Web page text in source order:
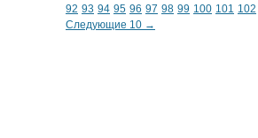
92 93 94 95 96 97 98 99 100 101 102
Следующие 10 →